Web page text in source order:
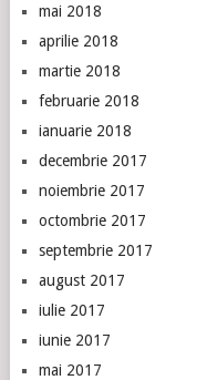
mai 2018
aprilie 2018
martie 2018
februarie 2018
ianuarie 2018
decembrie 2017
noiembrie 2017
octombrie 2017
septembrie 2017
august 2017
iulie 2017
iunie 2017
mai 2017